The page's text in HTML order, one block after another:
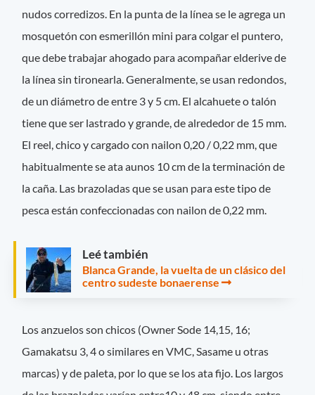
nudos corredizos. En la punta de la línea se le agrega un
mosquetón con esmerillón mini para colgar el puntero,
que debe trabajar ahogado para acompañar elderive de
la línea sin tironearla. Generalmente, se usan redondos,
de un diámetro de entre 3 y 5 cm. El alcahuete o talón
tiene que ser lastrado y grande, de alrededor de 15 mm.
El reel, chico y cargado con nailon 0,20 / 0,22 mm, que
habitualmente se ata aunos 10 cm de la terminación de
la caña. Las brazoladas que se usan para este tipo de
pesca están confeccionadas con nailon de 0,22 mm.
Leé también
Blanca Grande, la vuelta de un clásico del
centro sudeste bonaerense
Los anzuelos son chicos (Owner Sode 14,15, 16;
Gamakatsu 3, 4 o similares en VMC, Sasame u otras
marcas) y de paleta, por lo que se los ata fijo. Los largos